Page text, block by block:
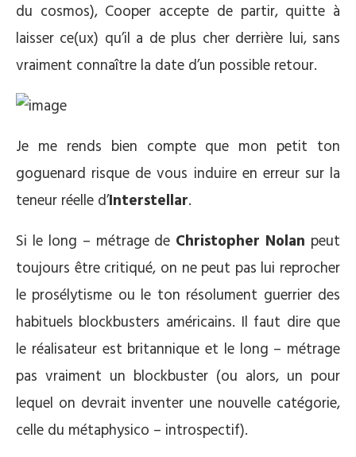
du cosmos), Cooper accepte de partir, quitte à
laisser ce(ux) qu’il a de plus cher derrière lui, sans
vraiment connaître la date d’un possible retour.
Je me rends bien compte que mon petit ton
goguenard risque de vous induire en erreur sur la
teneur réelle d’Interstellar.
Si le long – métrage de Christopher Nolan peut
toujours être critiqué, on ne peut pas lui reprocher
le prosélytisme ou le ton résolument guerrier des
habituels blockbusters américains. Il faut dire que
le réalisateur est britannique et le long – métrage
pas vraiment un blockbuster (ou alors, un pour
lequel on devrait inventer une nouvelle catégorie,
celle du métaphysico – introspectif).